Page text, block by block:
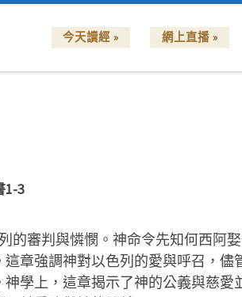
今天讀經 » 網上直播 »
1-3
的審判與憐憫。神命令先知何西阿
章強調神對以色列的愛與呼召，儘
學上，這章揭示了神的公義與慈愛